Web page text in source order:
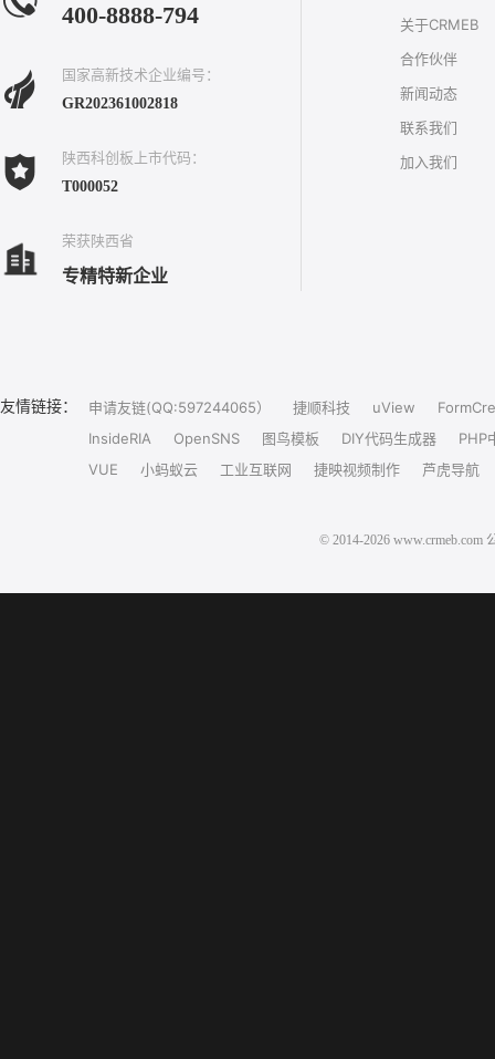
400-8888-794
国家高新技术企业编号：
GR202361002818
陕西科创板上市代码：
T000052
荣获陕西省
专精特新企业
关于CRMEB
合作伙伴
新闻动态
联系我们
加入我们
友情链接： 申请友链(QQ:597244065） 捷顺科技 uView
InsideRIA
OpenSNS 图鸟模板 DIY代码生成器
PHP
VUE
小蚂蚁云 工业互联网 捷映视频制作 芦虎导航
© 2014-2026